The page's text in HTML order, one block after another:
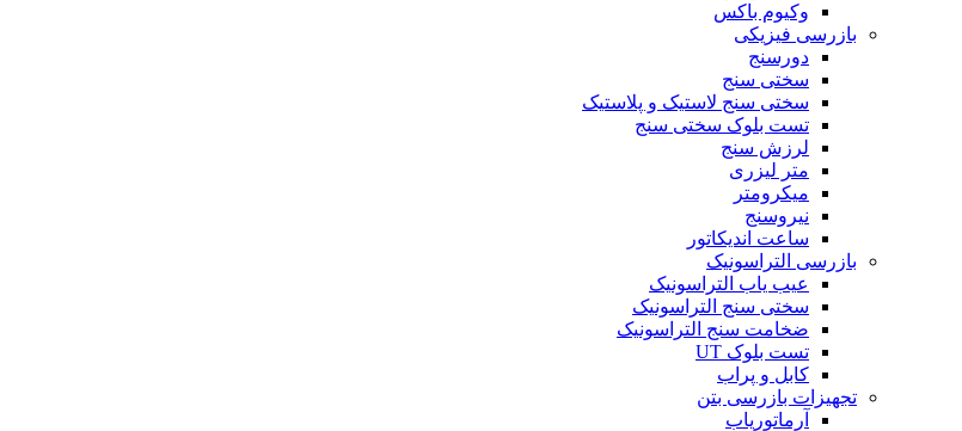
وکیوم باکس
بازرسی فیزیکی
دورسنج
سختی سنج
سختی سنج لاستیک و پلاستیک
تست بلوک سختی سنج
لرزش سنج
متر لیزری
میکرومتر
نیروسنج
ساعت اندیکاتور
بازرسی التراسونیک
عیب یاب التراسونیک
سختی سنج التراسونیک
ضخامت سنج التراسونیک
تست بلوک UT
کابل و پراب
تجهیزات بازرسی بتن
آرماتوریاب